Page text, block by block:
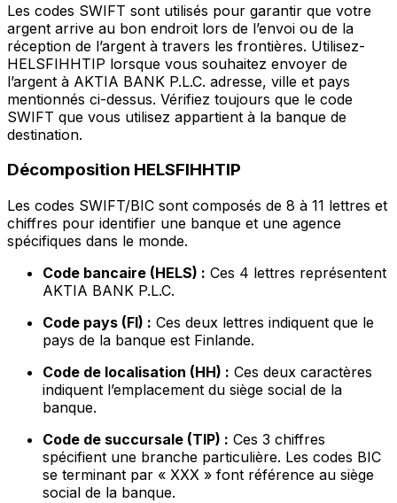
Les codes SWIFT sont utilisés pour garantir que votre
argent arrive au bon endroit lors de l’envoi ou de la
réception de l’argent à travers les frontières. Utilisez-
HELSFIHHTIP lorsque vous souhaitez envoyer de
l’argent à AKTIA BANK P.L.C. adresse, ville et pays
mentionnés ci-dessus. Vérifiez toujours que le code
SWIFT que vous utilisez appartient à la banque de
destination.
Décomposition HELSFIHHTIP
Les codes SWIFT/BIC sont composés de 8 à 11 lettres et
chiffres pour identifier une banque et une agence
spécifiques dans le monde.
Code bancaire (HELS) : Ces 4 lettres représentent
AKTIA BANK P.L.C.
Code pays (FI) : Ces deux lettres indiquent que le
pays de la banque est Finlande.
Code de localisation (HH) : Ces deux caractères
indiquent l’emplacement du siège social de la
banque.
Code de succursale (TIP) : Ces 3 chiffres
spécifient une branche particulière. Les codes BIC
se terminant par « XXX » font référence au siège
social de la banque.